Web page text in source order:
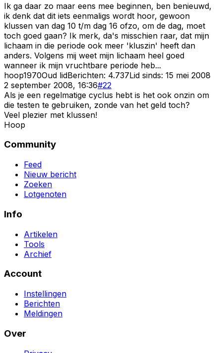
Ik ga daar zo maar eens mee beginnen, ben benieuwd,
ik denk dat dit iets eenmaligs wordt hoor, gewoon
klussen van dag 10 t/m dag 16 ofzo, om de dag, moet
toch goed gaan? Ik merk, da's misschien raar, dat mijn
lichaam in die periode ook meer 'kluszin' heeft dan
anders. Volgens mij weet mijn lichaam heel goed
wanneer ik mijn vruchtbare periode heb...
hoop1970Oud lidBerichten: 4.737Lid sinds: 15 mei 2008
2 september 2008, 16:36#22
Als je een regelmatige cyclus hebt is het ook onzin om
die testen te gebruiken, zonde van het geld toch?
Veel plezier met klussen!
Hoop
Community
Feed
Nieuw bericht
Zoeken
Lotgenoten
Info
Artikelen
Tools
Archief
Account
Instellingen
Berichten
Meldingen
Over